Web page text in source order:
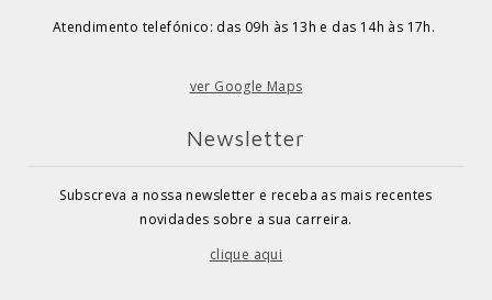
Atendimento telefónico: das 09h às 13h e das 14h às 17h.
ver Google Maps
Newsletter
Subscreva a nossa newsletter e receba as mais recentes
novidades sobre a sua carreira.
clique aqui